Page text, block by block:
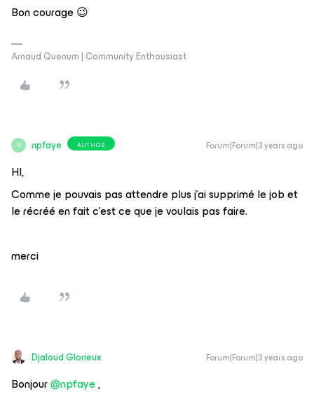
Bon courage 😉
Arnaud Quenum | Community Enthousiast
N npfaye AUTHOR Forum|Forum|3 years ago
HI,
Comme je pouvais pas attendre plus j’ai supprimé le job et
le récréé en fait c’est ce que je voulais pas faire.
merci
Djaloud Glorieux Forum|Forum|3 years ago
Bonjour@npfaye,